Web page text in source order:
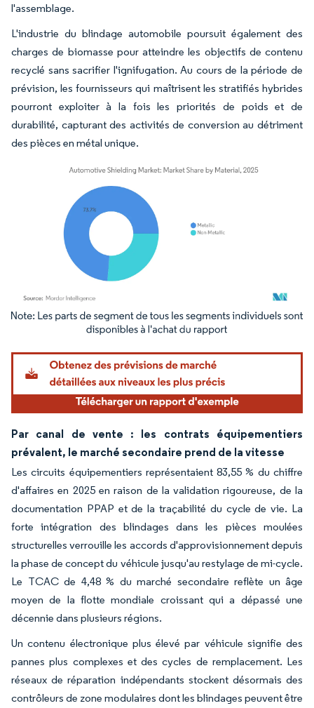
l'assemblage.
L'industrie du blindage automobile poursuit également des
charges de biomasse pour atteindre les objectifs de contenu
recyclé sans sacrifier l'ignifugation. Au cours de la période de
prévision, les fournisseurs qui maîtrisent les stratifiés hybrides
pourront exploiter à la fois les priorités de poids et de
durabilité, capturant des activités de conversion au détriment
des pièces en métal unique.
Image © Mordor Intelligence. La réutilisation nécessite une attribution sous CC BY
Par canal de vente : les contrats équipementiers
prévalent, le marché secondaire prend de la vitesse
Les circuits équipementiers représentaient 83,55 % du chiffre
d'affaires en 2025 en raison de la validation rigoureuse, de la
documentation PPAP et de la traçabilité du cycle de vie. La
forte intégration des blindages dans les pièces moulées
structurelles verrouille les accords d'approvisionnement depuis
la phase de concept du véhicule jusqu'au restylage de mi-cycle.
Le TCAC de 4,48 % du marché secondaire reflète un âge
moyen de la flotte mondiale croissant qui a dépassé une
décennie dans plusieurs régions.
Un contenu électronique plus élevé par véhicule signifie des
pannes plus complexes et des cycles de remplacement. Les
réseaux de réparation indépendants stockent désormais des
contrôleurs de zone modulaires dont les blindages peuvent être